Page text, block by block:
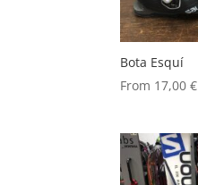
Bota Esquí
From 17,00€